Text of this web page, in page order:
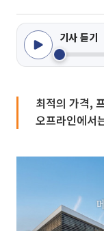
기사 듣기
최적의 가격,
오프라인에서